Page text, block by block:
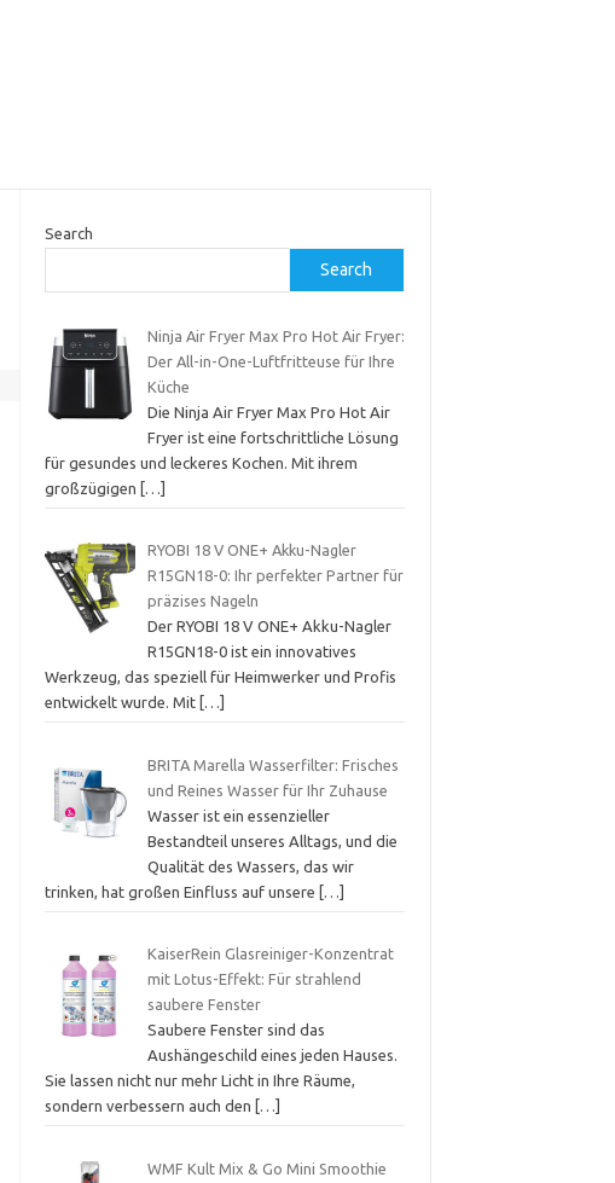
Search
Search
Ninja Air Fryer Max Pro Hot Air Fryer:
Der All-in-One-Luftfritteuse für Ihre
Küche
Die Ninja Air Fryer Max Pro Hot Air
Fryer ist eine fortschrittliche Lösung
für gesundes und leckeres Kochen. Mit ihrem
großzügigen
[…]
RYOBI 18 V ONE+ Akku-Nagler
R15GN18-0: Ihr perfekter Partner für
präzises Nageln
Der RYOBI 18 V ONE+ Akku-Nagler
R15GN18-0 ist ein innovatives
Werkzeug, das speziell für Heimwerker und Profis
entwickelt wurde. Mit […]
BRITA Marella Wasserfilter: Frisches
und Reines Wasser für Ihr Zuhause
Wasser ist ein essenzieller
Bestandteil unseres Alltags, und die
Qualität des Wassers, das wir
trinken, hat großen Einfluss auf unsere
[…]
KaiserRein Glasreiniger-Konzentrat
mit Lotus-Effekt: Für strahlend
saubere Fenster
Saubere Fenster sind das
Aushängeschild eines jeden Hauses.
Sie lassen nicht nur mehr Licht in Ihre Räume,
sondern verbessern auch den
[…]
WMF Kult Mix & Go Mini Smoothie